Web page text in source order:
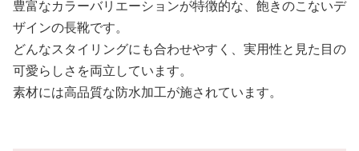
豊富なカラーバリエーションが特徴的な、飽きのこないデ
ザインの長靴です。
どんなスタイリングにも合わせやすく、実用性と見た目の
可愛らしさを両立しています。
素材には高品質な防水加工が施されています。